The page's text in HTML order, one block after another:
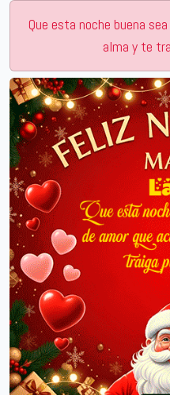
Que esta noche buena
alma y te